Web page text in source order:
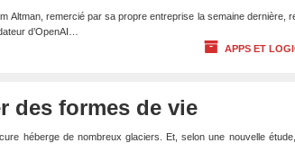
Altman, remercié par sa propre entreprise la semaine dernière,
d’OpenAI…
APPS ET
des formes de vie
héberge de nombreux glaciers. Et, selon une nouvelle